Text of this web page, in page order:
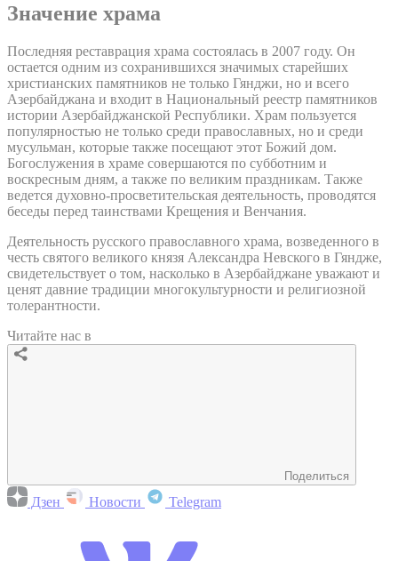
Значение храма
Последняя реставрация храма состоялась в 2007 году. Он
остается одним из сохранившихся значимых старейших
христианских памятников не только Гянджи, но и всего
Азербайджана и входит в Национальный реестр памятников
истории Азербайджанской Республики. Храм пользуется
популярностью не только среди православных, но и среди
мусульман, которые также посещают этот Божий дом.
Богослужения в храме совершаются по субботним и
воскресным дням, а также по великим праздникам. Также
ведется духовно-просветительская деятельность, проводятся
беседы перед таинствами Крещения и Венчания.
Деятельность русского православного храма, возведенного в
честь святого великого князя Александра Невского в Гяндже,
свидетельствует о том, насколько в Азербайджане уважают и
ценят давние традиции многокультурности и религиозной
толерантности.
Читайте нас в
Поделиться
Дзен Новости Telegram